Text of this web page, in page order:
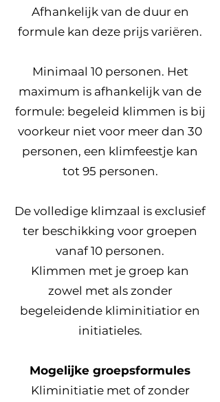
Afhankelijk van de duur en
formule kan deze prijs variëren.
Minimaal 10 personen. Het
maximum is afhankelijk van de
formule: begeleid klimmen is bij
voorkeur niet voor meer dan 30
personen, een klimfeestje kan
tot 95 personen.
De volledige klimzaal is exclusief
ter beschikking voor groepen
vanaf 10 personen.
Klimmen met je groep kan
zowel met als zonder
begeleidende kliminitiatior en
initiatieles.
Mogelijke groepsformules
Kliminitiatie met of zonder